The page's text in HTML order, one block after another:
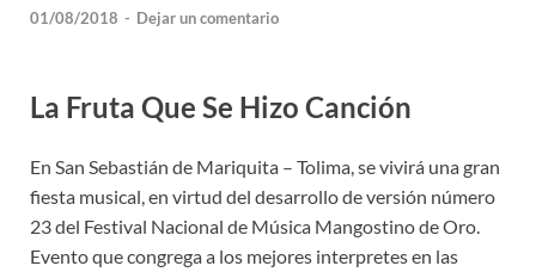
01/08/2018 - Dejar un comentario
La Fruta Que Se Hizo Canción
En San Sebastián de Mariquita – Tolima, se vivirá una gran
fiesta musical, en virtud del desarrollo de versión número
23 del Festival Nacional de Música Mangostino de Oro.
Evento que congrega a los mejores interpretes en las